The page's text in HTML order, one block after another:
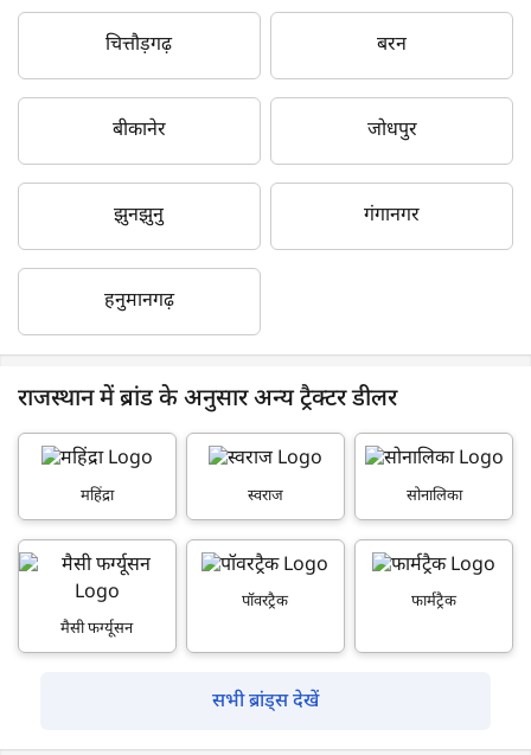
चित्तौड़गढ़ बरन
बीकानेर जोधपुर
झुनझुनु गंगानगर
हनुमानगढ़
राजस्थान में ब्रांड के अनुसार अन्य ट्रैक्टर डीलर
महिंद्रा स्वराज सोनालिका
मैसी फर्ग्यूसन
पॉवरट्रैक फार्मट्रैक
सभी ब्रांड्स देखें